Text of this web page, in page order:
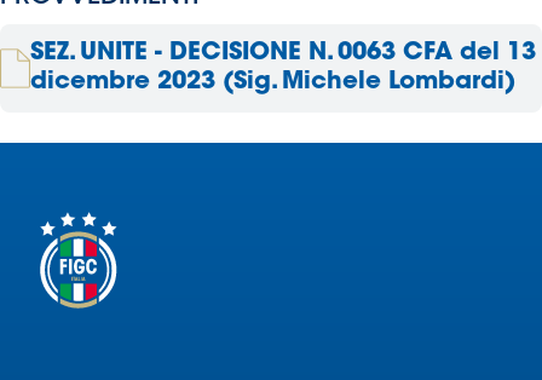
SEZ. UNITE - DECISIONE N. 0063 CFA del 13
dicembre 2023 (Sig. Michele Lombardi)